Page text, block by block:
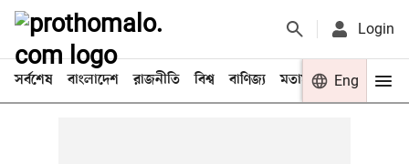
Login
সর্বশেষ বাংলাদেশ রাজনীতি বিশ্ব বাণিজ্য মতামত খেলা
Eng